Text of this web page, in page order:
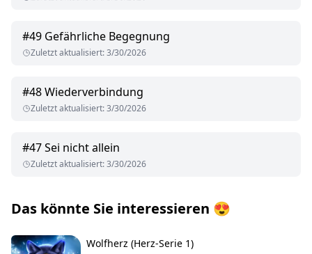
#49 Gefährliche Begegnung
Zuletzt aktualisiert:3/30/2026
#48Wiederverbindung
Zuletzt aktualisiert:3/30/2026
#47Sei nicht allein
Zuletzt aktualisiert:3/30/2026
Das könnte Sie interessieren 😍
Wolfherz (Herz-Serie 1)